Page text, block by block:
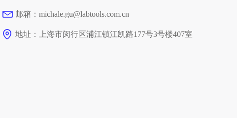
邮箱： michale.gu@labtools.com.cn
地址： 上海市闵行区浦江镇江凯路177号3号楼407室